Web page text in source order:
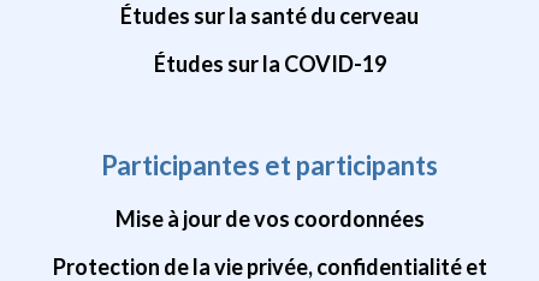
Études sur la santé du cerveau
Études sur la COVID-19
Participantes et participants
Mise à jour de vos coordonnées
Protection de la vie privée, confidentialité et